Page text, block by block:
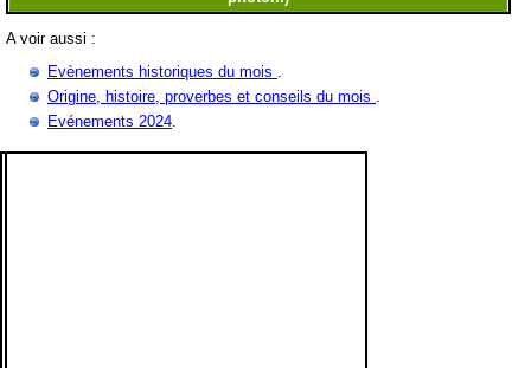
A voir aussi :
Evènements historiques du mois .
Origine, histoire, proverbes et conseils du mois .
Evénements 2024.